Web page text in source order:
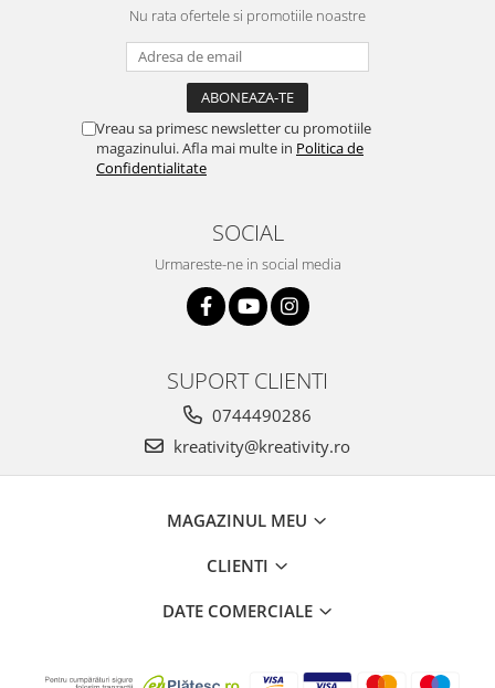
Nu rata ofertele si promotiile noastre
Vreau sa primesc newsletter cu promotiile
magazinului. Afla mai multe in Politica de
Confidentialitate
SOCIAL
Urmareste-ne in social media
SUPORT CLIENTI
0744490286
kreativity@kreativity.ro
MAGAZINUL MEU
CLIENTI
DATE COMERCIALE